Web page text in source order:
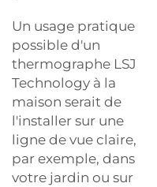
Un usage pratique
possible d'un
thermographe LSJ
Technology à la
maison serait de
l'installer sur une
ligne de vue claire,
par exemple, dans
votre jardin ou sur